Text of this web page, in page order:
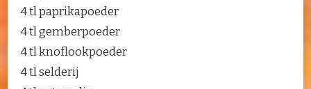
4 tl paprikapoeder
4 tl gemberpoeder
4 tl knoflookpoeder
4 tl selderij